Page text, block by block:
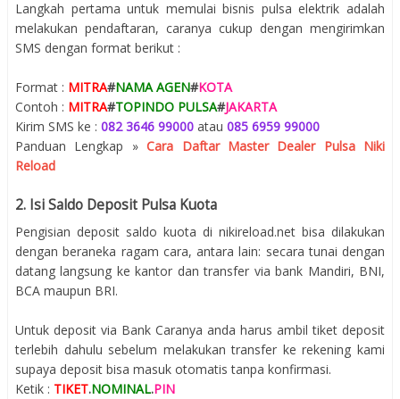
Langkah pertama untuk memulai bisnis pulsa elektrik adalah
melakukan pendaftaran, caranya cukup dengan mengirimkan
SMS dengan format berikut :
Format : MITRA#NAMA AGEN#KOTA
Contoh : MITRA#TOPINDO PULSA#JAKARTA
Kirim SMS ke : 082 3646 99000 atau 085 6959 99000
Panduan Lengkap »Cara Daftar Master Dealer Pulsa Niki
Reload
2. Isi Saldo Deposit Pulsa Kuota
Pengisian deposit saldo kuota di nikireload.net bisa dilakukan
dengan beraneka ragam cara, antara lain: secara tunai dengan
datang langsung ke kantor dan transfer via bank Mandiri, BNI,
BCA maupun BRI.
Untuk deposit via Bank Caranya anda harus ambil tiket deposit
terlebih dahulu sebelum melakukan transfer ke rekening kami
supaya deposit bisa masuk otomatis tanpa konfirmasi.
Ketik : TIKET.NOMINAL.PIN